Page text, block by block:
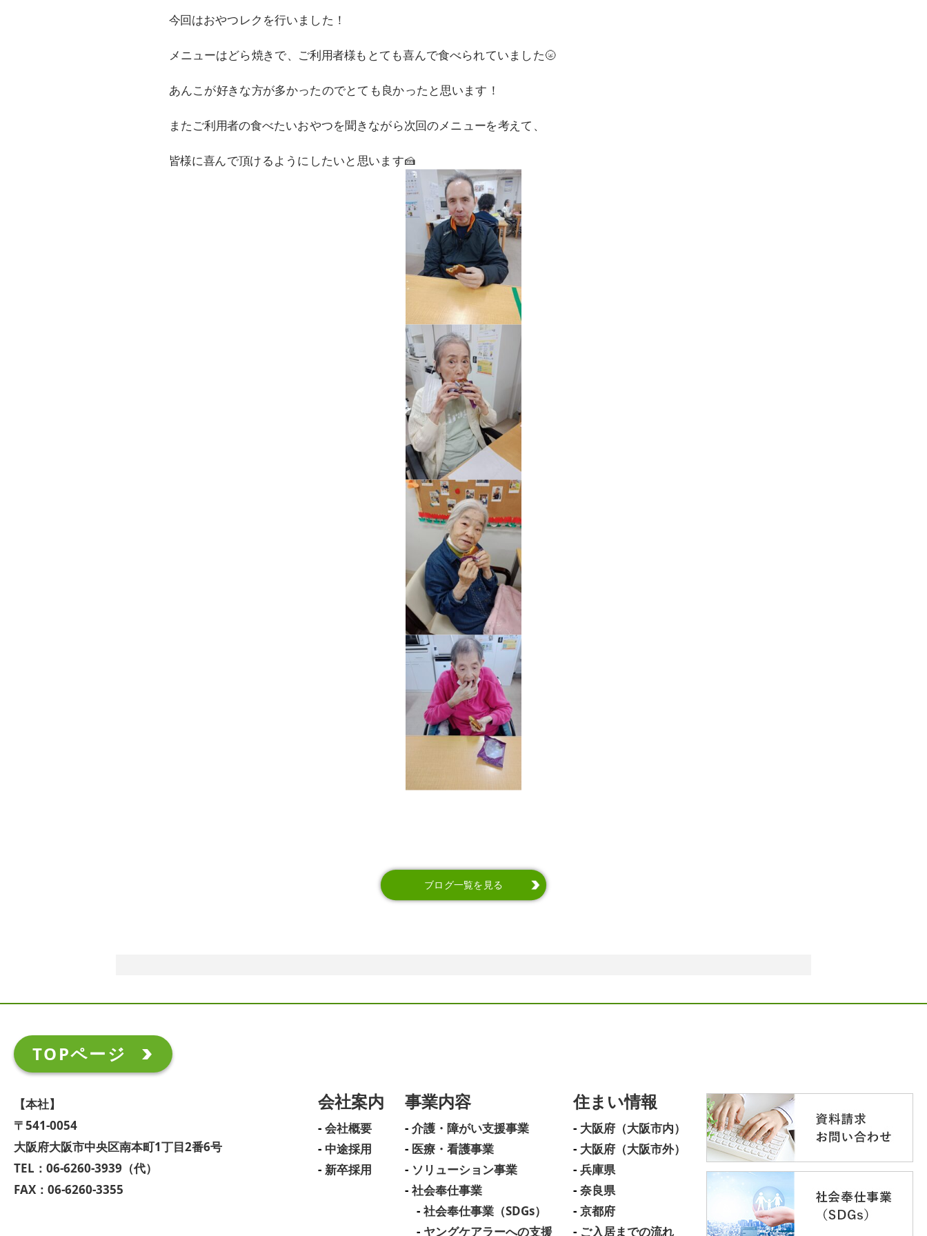
今回はおやつレクを行いました！
メニューはどら焼きで、ご利用者様もとても喜んで食べられていました🌝
あんこが好きな方が多かったのでとても良かったと思います！
またご利用者の食べたいおやつを聞きながら次回のメニューを考えて、
皆様に喜んで頂けるようにしたいと思います🍰
ブログ一覧を見る
TOPページ
【本社】
〒541-0054
大阪府大阪市中央区南本町1丁目2番6号
TEL：06-6260-3939（代）
FAX：06-6260-3355
会社案内
会社概要
中途採用
新卒採用
事業内容
介護・障がい支援事業
医療・看護事業
ソリューション事業
社会奉仕事業
社会奉仕事業（SDGs）
ヤングケアラーへの支援
住まい情報
大阪府（大阪市内）
大阪府（大阪市外）
兵庫県
奈良県
京都府
ご入居までの流れ